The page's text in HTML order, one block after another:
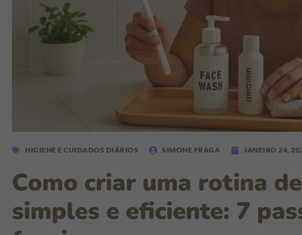
HIGIENE E CUIDADOS DIÁRIOS SIMONE FRAGA JANEIRO 24,
Como criar uma rotina
simples e eficiente: 7